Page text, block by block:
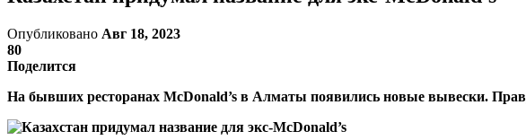
Опубликовано Авг 18, 2023
80
Поделится
На бывших ресторанах McDonald’s в Алматы появились новые вывески.